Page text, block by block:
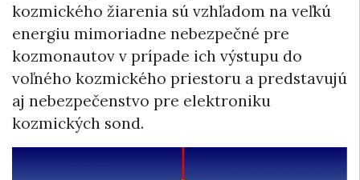
kozmického žiarenia sú vzhľadom na veľkú
energiu mimoriadne nebezpečné pre
kozmonautov v prípade ich výstupu do
voľného kozmického priestoru a predstavujú
aj nebezpečenstvo pre elektroniku
kozmických sond.